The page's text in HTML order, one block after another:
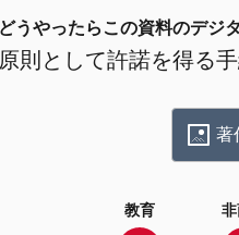
どうやったらこの資料のデジ
原則として許諾を得る
著
教育 非